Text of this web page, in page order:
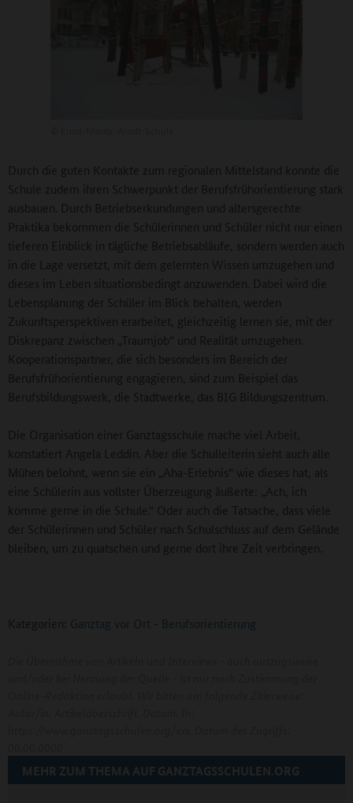
Durch die guten Kontakte zum regionalen Mittelstand konnte die
Schule zudem ihren Schwerpunkt der Berufsfrühorientierung stark
ausbauen. Durch Betriebserkundungen und altersgerechte
Praktika bekommen die Schülerinnen und Schüler nicht nur einen
tieferen Einblick in tägliche Betriebsabläufe, sondern werden auch
in die Lage versetzt, mit dem gelernten Wissen umzugehen und
dieses im Leben situationsbedingt anzuwenden. Dabei wird die
Lebensplanung der Schüler im Blick behalten, werden
Zukunftsperspektiven erarbeitet, gleichzeitig lernen sie, mit der
Diskrepanz zwischen „Traumjob“ und Realität umzugehen.
Kooperationspartner, die sich besonders im Bereich der
Berufsfrühorientierung engagieren, sind zum Beispiel das
Berufsbildungswerk, die Stadtwerke, das BIG Bildungszentrum.
Die Organisation einer Ganztagsschule mache viel Arbeit,
konstatiert Angela Leddin. Aber die Schulleiterin sieht auch alle
Mühen belohnt, wenn sie ein „Aha-Erlebnis“ wie dieses hat, als
eine Schülerin aus vollster Überzeugung äußerte: „Ach, ich
komme gerne in die Schule.“ Oder auch die Tatsache, dass viele
der Schülerinnen und Schüler nach Schulschluss auf dem Gelände
bleiben, um zu quatschen und gerne dort ihre Zeit verbringen.
Kategorien: Ganztag vor Ort - Berufsorientierung
MEHR ZUM THEMA AUF GANZTAGSSCHULEN.ORG